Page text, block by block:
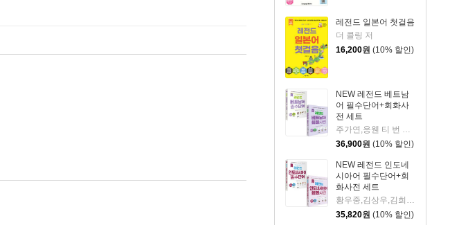
레전드 일본어 첫걸음
더 콜링 저
16,200원 (10% 할인)
NEW 레전드 베트남
어 필수단어+회화사
전 세트
36,900원 (10% 할인)
NEW 레전드 인도네
시아어 필수단어+회
화사전 세트
35,820원 (10% 할인)